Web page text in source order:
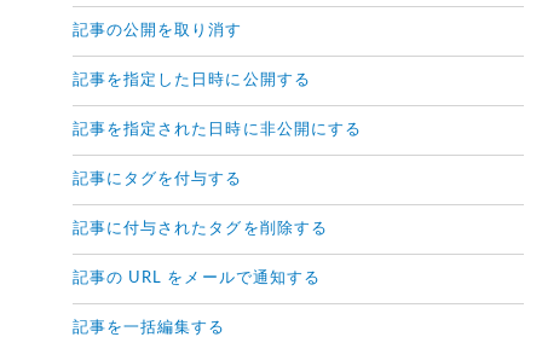
記事の公開を取り消す
記事を指定した日時に公開する
記事を指定された日時に非公開にする
記事にタグを付与する
記事に付与されたタグを削除する
記事の URL をメールで通知する
記事を一括編集する